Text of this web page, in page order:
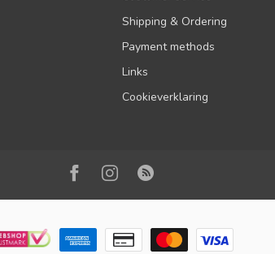
Shipping & Ordering
Payment methods
Links
Cookieverklaring